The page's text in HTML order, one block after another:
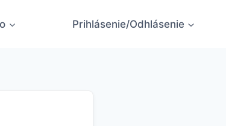
Prihlásenie/Odhlásenie